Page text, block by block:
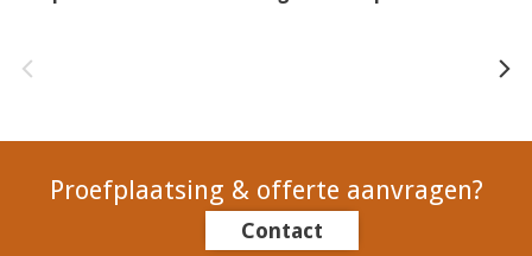
Proefplaatsing & offerte aanvragen?
Contact